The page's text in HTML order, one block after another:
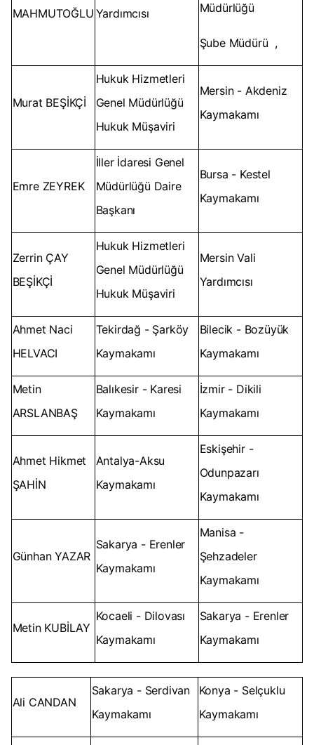
MAHMUTOĞLU Yardımcısı
Müdürlüğü
Şube Müdürü ,
Murat BEŞİKÇİ
Hukuk Hizmetleri
Genel Müdürlüğü
Hukuk Müşaviri
Mersin - Akdeniz
Kaymakamı
Emre ZEYREK
İller İdaresi Genel
Müdürlüğü Daire
Başkanı
Bursa - Kestel
Kaymakamı
Zerrin ÇAY
BEŞİKÇİ
Hukuk Hizmetleri
Genel Müdürlüğü
Hukuk Müşaviri
Mersin Vali
Yardımcısı
Ahmet Naci
HELVACI
Tekirdağ - Şarköy
Kaymakamı
Bilecik - Bozüyük
Kaymakamı
Metin
ARSLANBAŞ
Balıkesir - Karesi
Kaymakamı
İzmir - Dikili
Kaymakamı
Ahmet Hikmet
ŞAHİN
Antalya-Aksu
Kaymakamı
Eskişehir -
Odunpazarı
Kaymakamı
Günhan YAZAR
Sakarya - Erenler
Kaymakamı
Manisa -
Şehzadeler
Kaymakamı
Metin KUBİLAY
Kocaeli - Dilovası
Kaymakamı
Sakarya - Erenler
Kaymakamı
Ali CANDAN
Sakarya - Serdivan
Kaymakamı
Konya - Selçuklu
Kaymakamı